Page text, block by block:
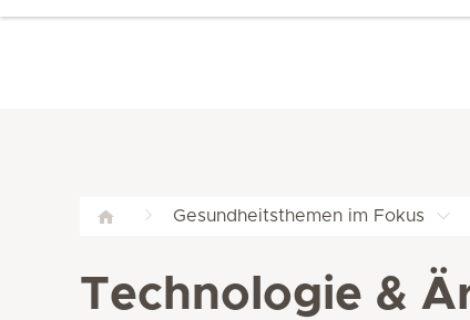
Gesundheitsthemen im Fokus
Technologie &